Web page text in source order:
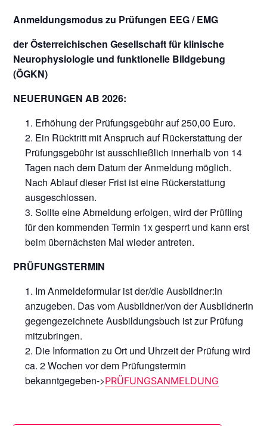
Anmeldungsmodus zu Prüfungen EEG / EMG
der Österreichischen Gesellschaft für klinische
Neurophysiologie und funktionelle Bildgebung
(ÖGKN)
NEUERUNGEN AB 2026:
Erhöhung der Prüfungsgebühr auf 250,00 Euro.
Ein Rücktritt mit Anspruch auf Rückerstattung der
Prüfungsgebühr ist ausschließlich innerhalb von 14
Tagen nach dem Datum der Anmeldung möglich.
Nach Ablauf dieser Frist ist eine Rückerstattung
ausgeschlossen.
Sollte eine Abmeldung erfolgen, wird der Prüfling
für den kommenden Termin 1x gesperrt und kann erst
beim übernächsten Mal wieder antreten.
PRÜFUNGSTERMIN
Im Anmeldeformular ist der/die Ausbildner:in
anzugeben. Das vom Ausbildner/von der Ausbildnerin
gegengezeichnete Ausbildungsbuch ist zur Prüfung
mitzubringen.
Die Information zu Ort und Uhrzeit der Prüfung wird
ca. 2 Wochen vor dem Prüfungstermin
bekanntgegeben->PRÜFUNGSANMELDUNG